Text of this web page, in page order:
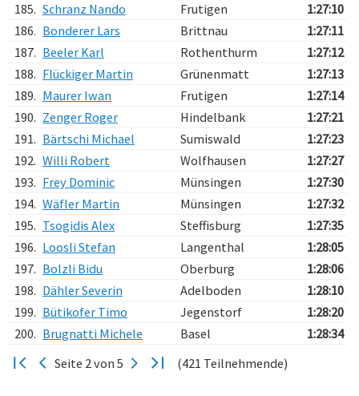
185. Schranz Nando Frutigen
1:27:10
186. Bonderer Lars Brittnau
1:27:11
187. Beeler Karl Rothenthurm
1:27:12
188. Flückiger Martin Grünenmatt
1:27:13
189. Maurer Iwan Frutigen
1:27:14
190. Zenger Roger Hindelbank
1:27:21
191. Bärtschi Michael Sumiswald
1:27:23
192. Willi Robert Wolfhausen
1:27:27
193. Frey Dominic Münsingen
1:27:30
194. Wäfler Martin Münsingen
1:27:32
195. Tsogidis Alex Steffisburg
1:27:35
196. Loosli Stefan Langenthal
1:28:05
197. Bolzli Bidu Oberburg
1:28:06
198. Dähler Severin Adelboden
1:28:10
199. Bütikofer Timo Jegenstorf
1:28:20
200. Brugnatti Michele Basel
1:28:34
Seite 2 von 5
(421 Teilnehmende)